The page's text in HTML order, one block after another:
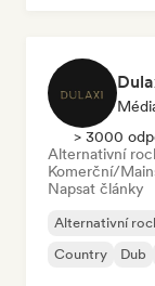
> 3000
Alternativní
Komerční/
Napsat články
Alternativní
Country
Dub